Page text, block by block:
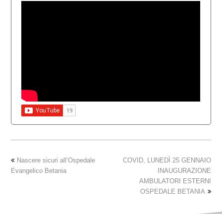
Nascere sicuri all’Ospedale
Evangelico Betania
COVID, LUNEDÌ 25 GENNAIO
INAUGURAZIONE
AMBULATORI ESTERNI
OSPEDALE BETANIA